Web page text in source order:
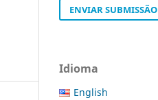
ENVIAR SUBMISSÃO
Idioma
English